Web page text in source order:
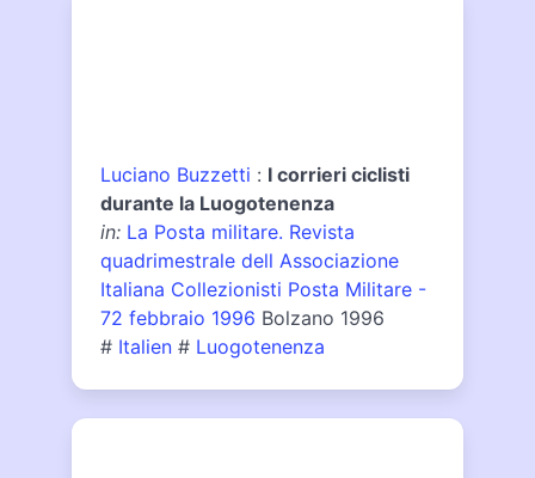
Luciano Buzzetti : I corrieri ciclisti
durante la Luogotenenza
in: La Posta militare. Revista
quadrimestrale dell Associazione
Italiana Collezionisti Posta Militare -
72 febbraio 1996 Bolzano 1996
# Italien # Luogotenenza